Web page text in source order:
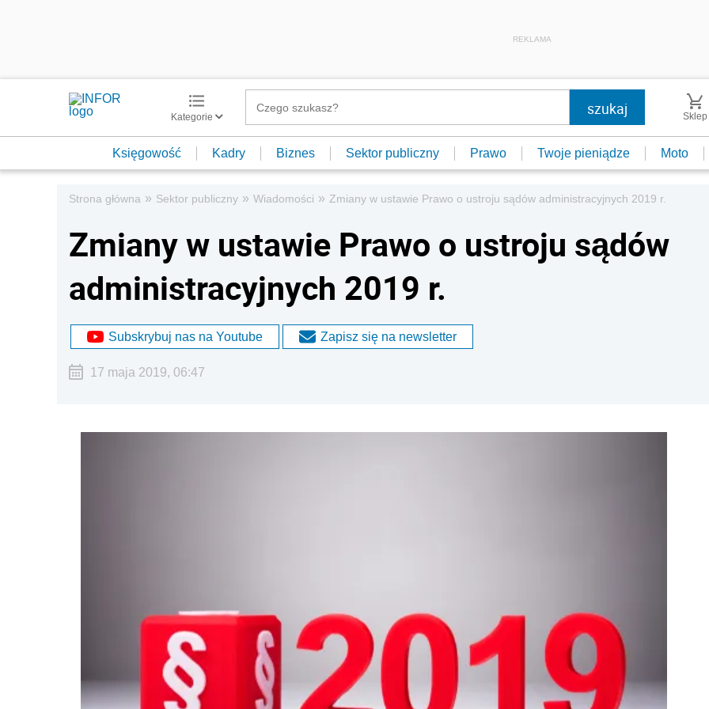
REKLAMA
Kategorie Sklep
Księgowość Kadry Biznes Sektor publiczny Prawo Twoje pieniądze Moto
Strona główna » Sektor publiczny » Wiadomości » Zmiany w ustawie Prawo o ustroju sądów administracyjnych 2019 r.
Zmiany w ustawie Prawo o ustroju sądów
administracyjnych 2019 r.
Subskrybuj nas na Youtube Zapisz się na newsletter
17 maja 2019, 06:47